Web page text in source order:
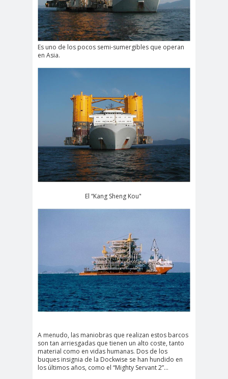
Es uno de los pocos semi-sumergibles que operan
en Asia.
El “Kang Sheng Kou"
A menudo, las maniobras que realizan estos barcos
son tan arriesgadas que tienen un alto coste, tanto
material como en vidas humanas. Dos de los
buques insignia de la Dockwise se han hundido en
los últimos años, como el “Mighty Servant 2”…